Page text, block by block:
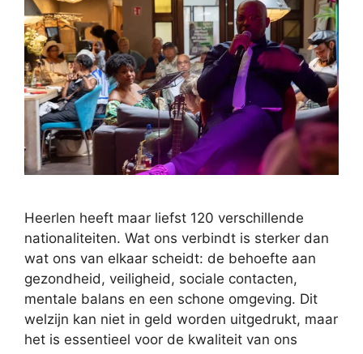
Heerlen heeft maar liefst 120 verschillende
nationaliteiten. Wat ons verbindt is sterker dan
wat ons van elkaar scheidt: de behoefte aan
gezondheid, veiligheid, sociale contacten,
mentale balans en een schone omgeving. Dit
welzijn kan niet in geld worden uitgedrukt, maar
het is essentieel voor de kwaliteit van ons